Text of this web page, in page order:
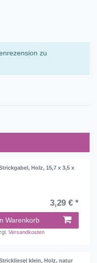
zu
Holz, 15,7 x 3,5 x
3,29 € *
Warenkorb
Versandkosten
klein, Holz, natur